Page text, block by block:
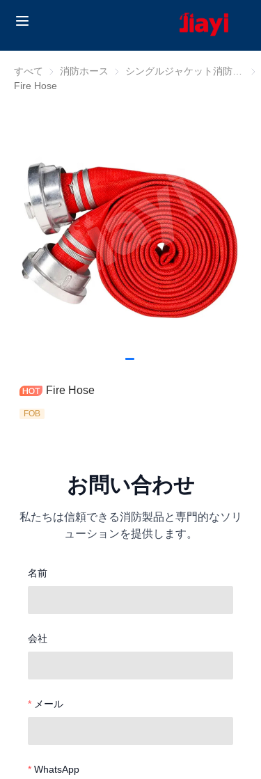
すべて 消防ホース 消防ホース
Fire Hose
Fire Hose
FOB
お問い合わせ
私たちは信頼できる消防製品と専門的なソリ
ューションを提供します。
名前
会社
メール
WhatsApp
Products
ブログ
私たちについて
Contact us